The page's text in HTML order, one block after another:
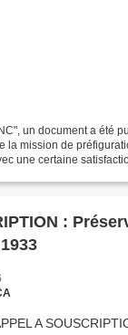
un document a été
la mission de
une certaine
: